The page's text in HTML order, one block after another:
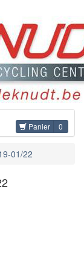
Panier 0
01/22